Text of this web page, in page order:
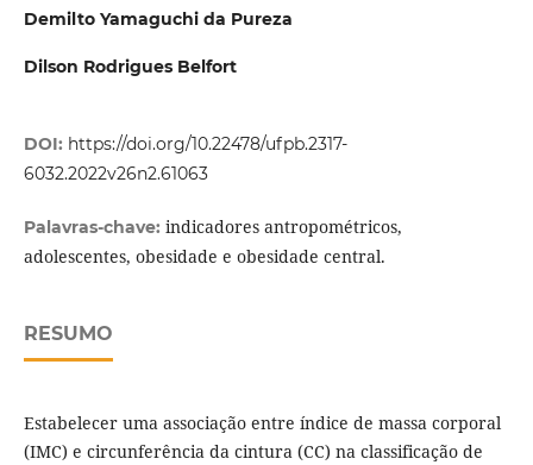
Demilto Yamaguchi da Pureza
Dilson Rodrigues Belfort
DOI: https://doi.org/10.22478/ufpb.2317-
6032.2022v26n2.61063
Palavras-chave: indicadores antropométricos,
adolescentes, obesidade e obesidade central.
RESUMO
Estabelecer uma associação entre índice de massa corporal
(IMC) e circunferência da cintura (CC) na classificação de